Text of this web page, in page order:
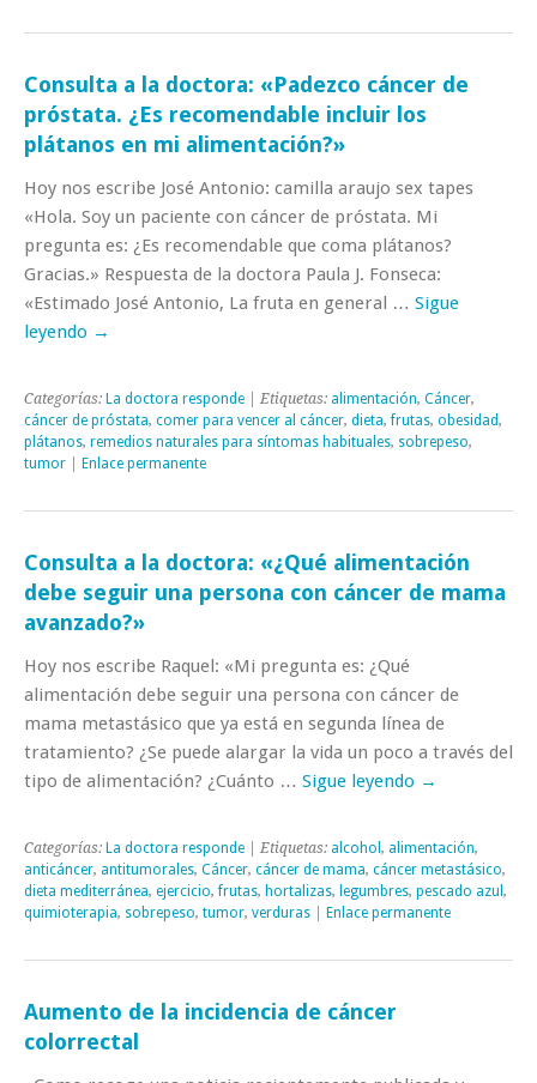
Consulta a la doctora: «Padezco cáncer de
próstata. ¿Es recomendable incluir los
plátanos en mi alimentación?»
Hoy nos escribe José Antonio: camilla araujo sex tapes
«Hola. Soy un paciente con cáncer de próstata. Mi
pregunta es: ¿Es recomendable que coma plátanos?
Gracias.» Respuesta de la doctora Paula J. Fonseca:
«Estimado José Antonio, La fruta en general … Sigue
leyendo →
Categorías: La doctora responde | Etiquetas: alimentación, Cáncer,
cáncer de próstata, comer para vencer al cáncer, dieta,frutas, obesidad,
plátanos, remedios naturales para síntomas habituales, sobrepeso,
tumor
Enlace permanente
Consulta a la doctora: «¿Qué alimentación
debe seguir una persona con cáncer de mama
avanzado?»
Hoy nos escribe Raquel: «Mi pregunta es: ¿Qué
alimentación debe seguir una persona con cáncer de
mama metastásico que ya está en segunda línea de
tratamiento? ¿Se puede alargar la vida un poco a través del
tipo de alimentación? ¿Cuánto … Sigue leyendo →
Categorías: La doctora responde | Etiquetas: alcohol , alimentación,
anticáncer, antitumorales, Cáncer, cáncer de mama, cáncer metastásico,
dieta mediterránea, ejercicio,frutas, hortalizas, legumbres, pescado azul ,
quimioterapia, sobrepeso, tumor, verduras Enlace permanente
Aumento de la incidencia de cáncer
colorrectal